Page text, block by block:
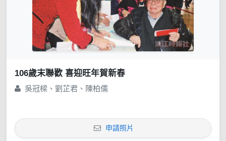
106歲末聯歡 喜迎旺年賀新春
吳冠樑、劉芷君、陳柏儒
申請照片